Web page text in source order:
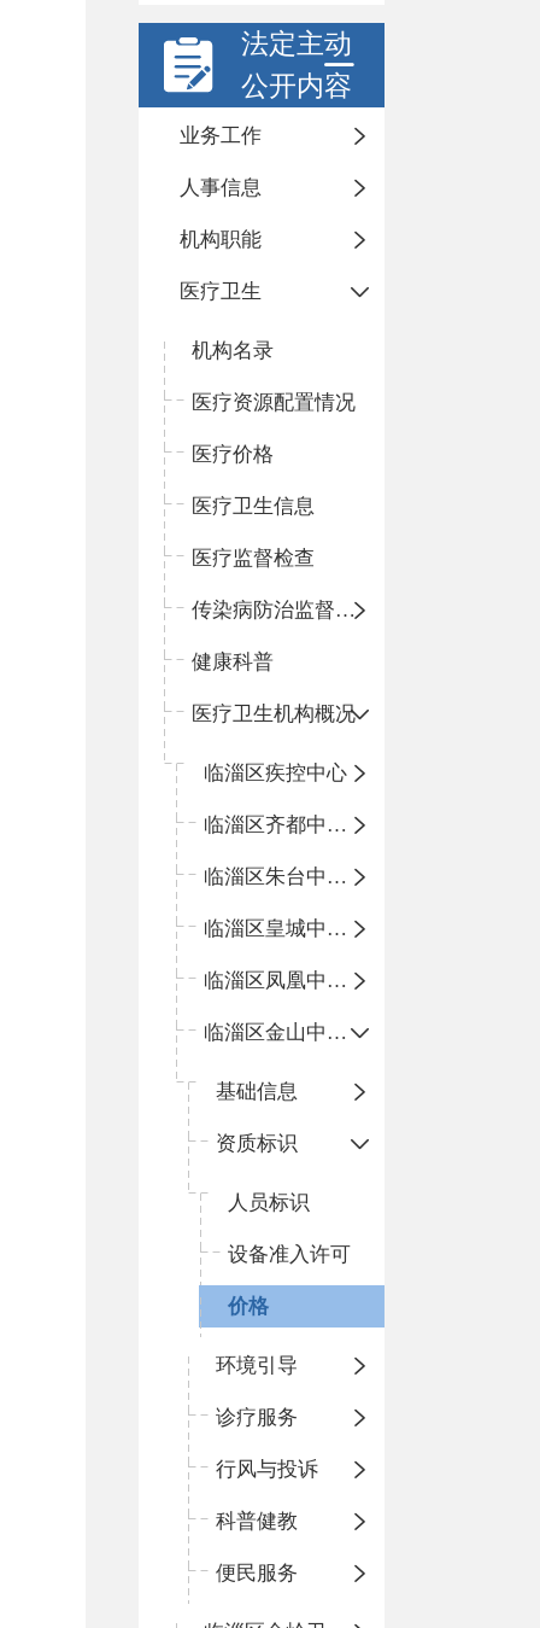
法定主动
公开内容
业务工作
人事信息
机构职能
医疗卫生
机构名录
医疗资源配置情况
医疗价格
医疗卫生信息
医疗监督检查
传染病防治监督检查
健康科普
医疗卫生机构概况
临淄区疾控中心
临淄区齐都中心卫生院
临淄区朱台中心卫生院
临淄区皇城中心卫生院
临淄区凤凰中心卫生院
临淄区金山中心卫生院
基础信息
资质标识
人员标识
设备准入许可
价格
环境引导
诊疗服务
行风与投诉
科普健教
便民服务